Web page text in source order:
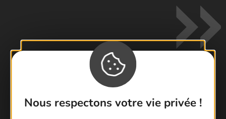
Nous respectons votre vie privée !
Contactez-nous !
Foire aux questions